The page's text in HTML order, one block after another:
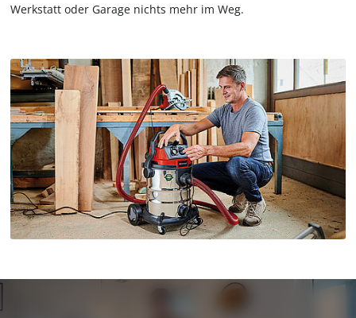
Werkstatt oder Garage nichts mehr im Weg.